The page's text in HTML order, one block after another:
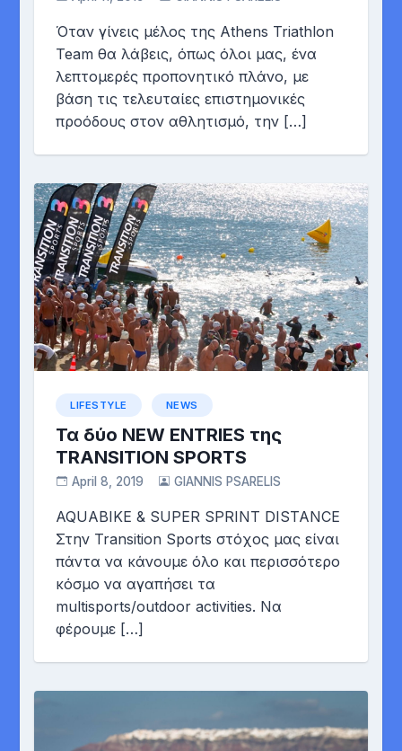
Όταν γίνεις μέλος της Athens Triathlon
Team θα λάβεις, όπως όλοι μας, ένα
λεπτομερές προπονητικό πλάνο, με
βάση τις τελευταίες επιστημονικές
προόδους στον αθλητισμό, την […]
LIFESTYLE NEWS
Τα δύο NEW ENTRIES της
TRANSITION SPORTS
April 8, 2019 GIANNIS PSARELIS
AQUABIKE & SUPER SPRINT DISTANCE
Στην Transition Sports στόχος μας είναι
πάντα να κάνουμε όλο και περισσότερο
κόσμο να αγαπήσει τα
multisports/outdoor activities. Να
φέρουμε […]